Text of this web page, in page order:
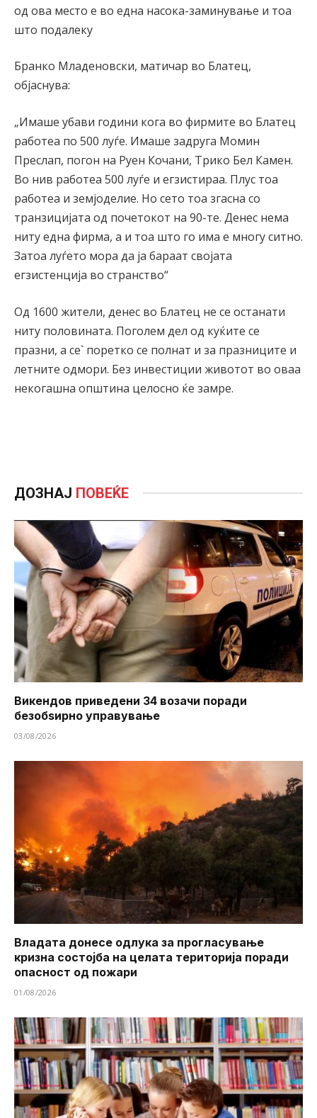
од ова место е во една насока-заминување и тоа
што подалеку
Бранко Младеновски, матичар во Блатец,
објаснува:
„Имаше убави години кога во фирмите во Блатец
работеа по 500 луѓе. Имаше задруга Момин
Преслап, погон на Руен Кочани, Трико Бел Камен.
Во нив работеа 500 луѓе и егзистираа. Плус тоа
работеа и земјоделие. Но сето тоа згасна со
транзицијата од почетокот на 90-те. Денес нема
ниту една фирма, а и тоа што го има е многу ситно.
Затоа луѓето мора да ја бараат својата
егзистенција во странство“
Од 1600 жители, денес во Блатец не се останати
ниту половината. Поголем дел од куќите се
празни, а се` поретко се полнат и за празниците и
летните одмори. Без инвестиции животот во оваа
некогашна општина целосно ќе замре.
ДОЗНАЈ ПОВЕЌЕ
Викендов приведени 34 возачи поради
безобѕирно управување
03/08/2026
Владата донесе одлука за прогласување
кризна состојба на целата територија поради
опасност од пожари
01/08/2026